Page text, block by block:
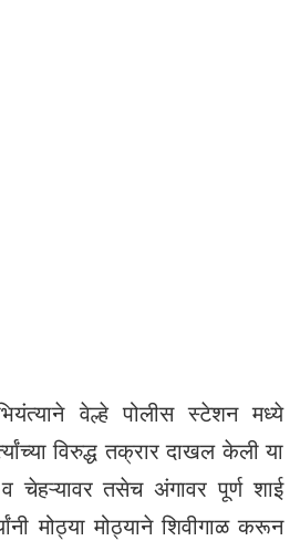
वेल्हे पोलीस स्टेशन मध्ये
विरुद्ध तक्रार दाखल केली या
व चेहऱ्यावर तसेच अंगावर पूर्ण शाई
मोठ्या मोठ्याने शिवीगाळ करून